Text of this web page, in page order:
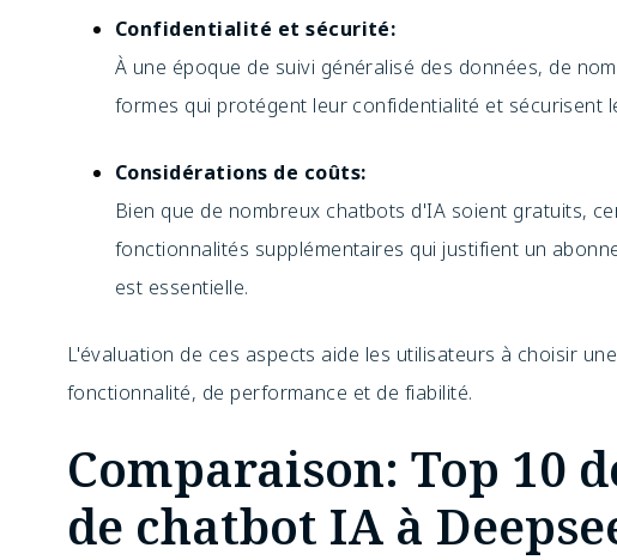
Confidentialité et sécurité:
À une époque de suivi généralisé des données, de
formes qui protégent leur confidentialité et sécurisent
Considérations de coûts:
Bien que de nombreux chatbots d'IA soient gratuits,
fonctionnalités supplémentaires qui justifient un
est essentielle.
L'évaluation de ces aspects aide les utilisateurs à choisir
fonctionnalité, de performance et de fiabilité.
Comparaison: Top 10
de chatbot IA à